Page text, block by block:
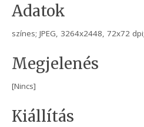
Adatok
színes; JPEG, 3264x2448, 72x72
Megjelenés
[Nincs]
Kiállítás